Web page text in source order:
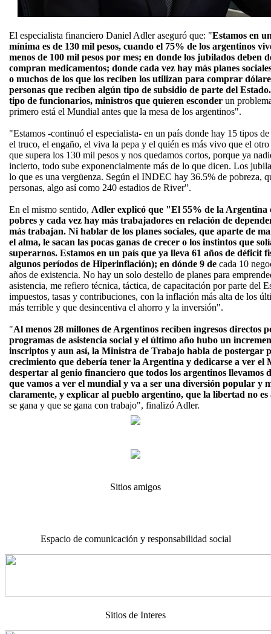
El especialista financiero Daniel Adler aseguró que: "Estamos en
mínima es de 130 mil pesos, cuando el 75% de los argentinos
menos de 100 mil pesos por mes; en donde los jubilados deben
compran medicamentos; donde cada vez hay más planes
o muchos de los que los reciben los utilizan para comprar
personas que reciben algún tipo de subsidio de parte del
tipo de funcionarios, ministros que quieren esconder un
primero está el Mundial antes que la mesa de los argentinos".
"Estamos -continuó el especialista- en un país donde hay 15 tipos
el truco, el engaño, el viva la pepa y el quién es más vivo que el otro
que supera los 130 mil pesos y nos quedamos cortos, porque ya
incierto, todo sube exponencialmente más de lo que dicen. Los
lo que es una vergüenza. Según el INDEC hay 36.5% de pobreza,
personas, algo así como 240 estadios de River".
En el mismo sentido, Adler explicó que "El 55% de la Argentina
pobres y cada vez hay más trabajadores en relación de
más trabajan. Ni hablar de los planes sociales, que aparte de
el alma, le sacan las pocas ganas de crecer o los instintos que
superarnos. Estamos en un país que ya lleva 61 años de déficit
algunos períodos de Hiperinflación); en dónde 9 de cada 10
años de existencia. No hay un solo destello de planes para
asistencia, me refiero técnica, táctica, de capacitación por parte del
impuestos, tasas y contribuciones, con la inflación más alta de los
más terrible y que desincentiva el ahorro y la inversión".
"Al menos 28 millones de Argentinos reciben ingresos directos
programas de asistencia social y el último año hubo un
inscriptos y aun así, la Ministra de Trabajo habla de postergar
crecimiento que debería tener la Argentina y dedicarse a ver
despertar al genio financiero que todos los argentinos llevamos
que vamos a ver el mundial y va a ser una diversión popular y
claramente, y explicar al pueblo argentino, que la libertad no
se gana y que se gana con trabajo", finalizó Adler.
Sitios amigos
Espacio de comunicación y responsabilidad social
Sitios de Interes